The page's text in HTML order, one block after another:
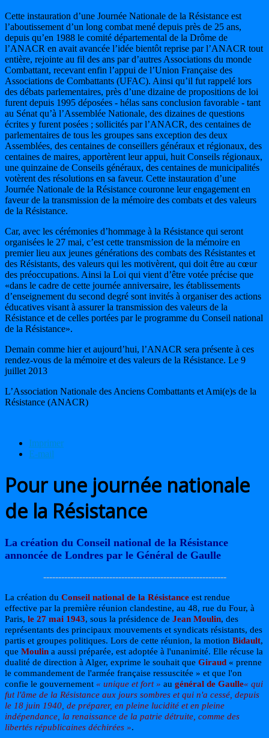
Cette instauration d’une Journée Nationale de la Résistance est
l’aboutissement d’un long combat mené depuis près de 25 ans,
depuis qu’en 1988 le comité départemental de la Drôme de
l’ANACR en avait avancée l’idée bientôt reprise par l’ANACR tout
entière, rejointe au fil des ans par d’autres Associations du monde
Combattant, recevant enfin l’appui de l’Union Française des
Associations de Combattants (UFAC). Ainsi qu’il fut rappelé lors
des débats parlementaires, près d’une dizaine de propositions de loi
furent depuis 1995 déposées - hélas sans conclusion favorable - tant
au Sénat qu’à l’Assemblée Nationale, des dizaines de questions
écrites y furent posées ; sollicités par l’ANACR, des centaines de
parlementaires de tous les groupes sans exception des deux
Assemblées, des centaines de conseillers généraux et régionaux, des
centaines de maires, apportèrent leur appui, huit Conseils régionaux,
une quinzaine de Conseils généraux, des centaines de municipalités
votèrent des résolutions en sa faveur. Cette instauration d’une
Journée Nationale de la Résistance couronne leur engagement en
faveur de la transmission de la mémoire des combats et des valeurs
de la Résistance.
Car, avec les cérémonies d’hommage à la Résistance qui seront
organisées le 27 mai, c’est cette transmission de la mémoire en
premier lieu aux jeunes générations des combats des Résistantes et
des Résistants, des valeurs qui les motivèrent, qui doit être au cœur
des préoccupations. Ainsi la Loi qui vient d’être votée précise que
«dans le cadre de cette journée anniversaire, les établissements
d’enseignement du second degré sont invités à organiser des actions
éducatives visant à assurer la transmission des valeurs de la
Résistance et de celles portées par le programme du Conseil national
de la Résistance».
Demain comme hier et aujourd’hui, l’ANACR sera présente à ces
rendez-vous de la mémoire et des valeurs de la Résistance. Le 9
juillet 2013
L’Association Nationale des Anciens Combattants et Ami(e)s de la
Résistance (ANACR)
Imprimer
E-mail
Pour une journée nationale
de la Résistance
La création du Conseil national de la Résistance
annoncée de Londres par le Général de Gaulle
-------------------------------------------------------------
La création du Conseil national de la Résistance est rendue
effective par la première réunion clandestine, au 48, rue du Four, à
Paris, le 27 mai 1943, sous la présidence de Jean Moulin, des
représentants des principaux mouvements et syndicats résistants, des
partis et groupes politiques. Lors de cette réunion, la motion Bidault,
que Moulin a aussi préparée, est adoptée à l'unanimité. Elle récuse la
dualité de direction à Alger, exprime le souhait que Giraud « prenne
le commandement de l'armée française ressuscitée » et que l'on
confie le gouvernement « unique et fort » au général de Gaulle« qui
fut l'âme de la Résistance aux jours sombres et qui n'a cessé, depuis
le 18 juin 1940, de préparer, en pleine lucidité et en pleine
indépendance, la renaissance de la patrie détruite, comme des
libertés républicaines déchirées ».